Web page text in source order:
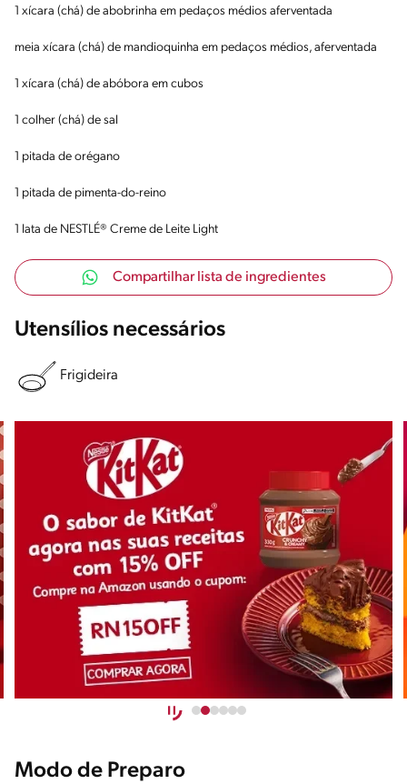
1 xícara (chá) de abobrinha em pedaços médios aferventada
meia xícara (chá) de mandioquinha em pedaços médios, aferventada
1 xícara (chá) de abóbora em cubos
1 colher (chá) de sal
1 pitada de orégano
1 pitada de pimenta-do-reino
1 lata de NESTLÉ® Creme de Leite Light
Compartilhar lista de ingredientes
Utensílios necessários
Frigideira
Modo de Preparo